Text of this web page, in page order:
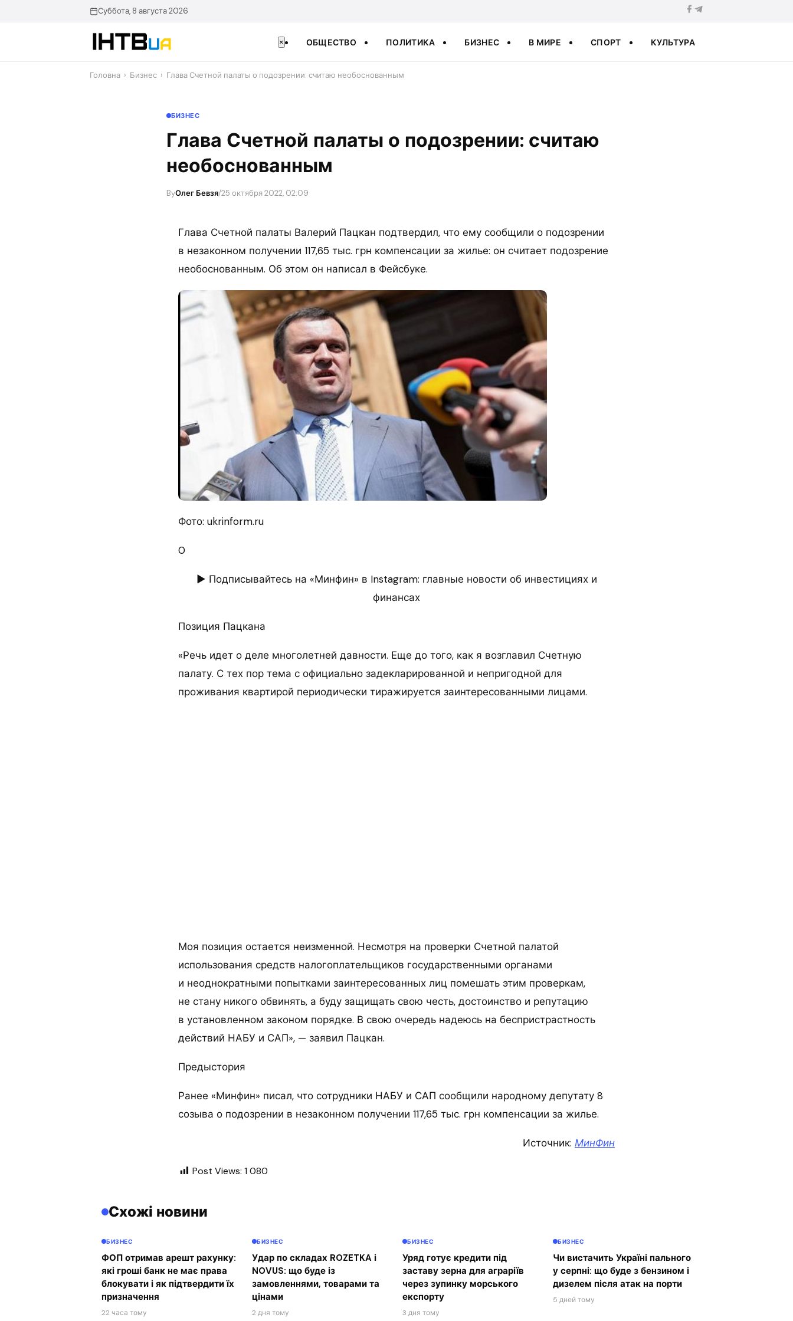
Суббота, 8 августа 2026
× ОБЩЕСТВО ПОЛИТИКА БИЗНЕС В МИРЕ СПОРТ КУЛЬТУРА
Головна › Бизнес › Глава Счетной палаты о подозрении: считаю необоснованным
БИЗНЕС
Глава Счетной палаты о подозрении: считаю
необоснованным
ByОлег Бевзя/25 октября 2022, 02:09
Глава Счетной палаты Валерий Пацкан подтвердил, что ему сообщили о подозрении
в незаконном получении 117,65 тыс. грн компенсации за жилье: он считает подозрение
необоснованным. Об этом он написал в Фейсбуке.
Фото: ukrinform.ru
0
► Подписывайтесь на «Минфин» в Instagram: главные новости об инвестициях и
финансах
Позиция Пацкана
«Речь идет о деле многолетней давности. Еще до того, как я возглавил Счетную
палату. С тех пор тема с официально задекларированной и непригодной для
проживания квартирой периодически тиражируется заинтересованными лицами.
Моя позиция остается неизменной. Несмотря на проверки Счетной палатой
использования средств налогоплательщиков государственными органами
и неоднократными попытками заинтересованных лиц помешать этим проверкам,
не стану никого обвинять, а буду защищать свою честь, достоинство и репутацию
в установленном законом порядке. В свою очередь надеюсь на беспристрастность
действий НАБУ и САП», — заявил Пацкан.
Предыстория
Ранее «Минфин» писал, что сотрудники НАБУ и САП сообщили народному депутату 8
созыва о подозрении в незаконном получении 117,65 тыс. грн компенсации за жилье.
Источник: МинФин
Post Views: 1 080
Схожі новини
БИЗНЕС
ФОП отримав арешт рахунку:
які гроші банк не має права
блокувати і як підтвердити їх
призначення
22 часа тому
БИЗНЕС
Удар по складах ROZETKA і
NOVUS: що буде із
замовленнями, товарами та
цінами
2 дня тому
БИЗНЕС
Уряд готує кредити під
заставу зерна для аграріїв
через зупинку морського
експорту
3 дня тому
БИЗНЕС
Чи вистачить Україні пального
у серпні: що буде з бензином і
дизелем після атак на порти
5 дней тому